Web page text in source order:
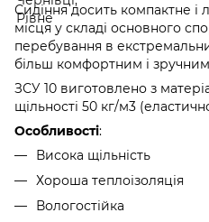
Сидіння досить компактне і
місця у складі основного
перебування в
більш комфортним і
ЗСУ 10 виготовлено з
щільності 50 кг/м3
Особливостi:
Висока щільність
Хороша теплоізоляція
Вологостійка